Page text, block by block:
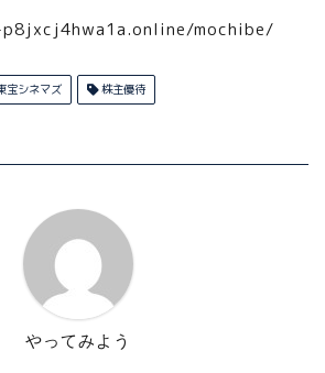
mochibe/
宝シネマズ 株主優待
やってみよう